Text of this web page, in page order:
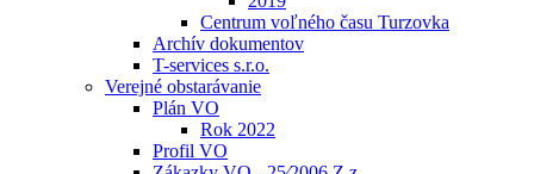
Centrum voľného času Turzovka
Archív dokumentov
T-services s.r.o.
Verejné obstarávanie
Plán VO
Rok 2022
Profil VO